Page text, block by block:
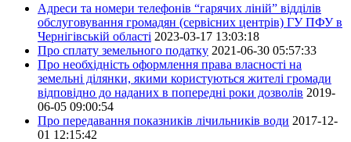
Адреси та номери телефонів “гарячих ліній” відділів
обслуговування громадян (сервісних центрів) ГУ ПФУ в
Чернігівській області 2023-03-17 13:03:18
Про сплату земельного податку 2021-06-30 05:57:33
Про необхідність оформлення права власності на
земельні ділянки, якими користуються жителі громади
відповідно до наданих в попередні роки дозволів 2019-
06-05 09:00:54
Про передавання показників лічильників води 2017-12-
01 12:15:42